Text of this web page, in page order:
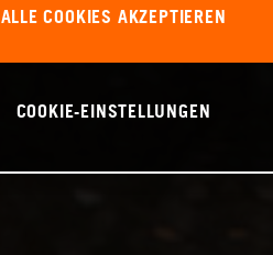
ALLE COOKIES AKZEPTIEREN
COOKIE-EINSTELLUNGEN